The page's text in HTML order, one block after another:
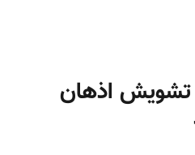
تشویش اذهان